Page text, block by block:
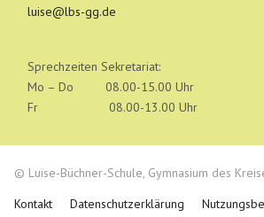
luise@lbs-gg.de
Sprechzeiten Sekretariat:
Mo – Do 08.00-15.00 Uhr
Fr 08.00-13.00 Uhr
© Luise-Büchner-Schule, Gymnasium des
Kontakt
Datenschutzerklärung